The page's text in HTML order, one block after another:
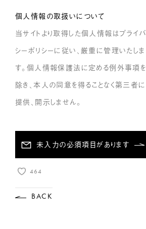
個人情報の取扱いについて
当サイトより取得した個人情報はプライバ
シーポリシーに従い、厳重に管理いたしま
す。個人情報保護法に定める例外事項を
除き、本人の同意を得ることなく第三者に
提供、開示しません。
未入力の必須項目があります
464
BACK